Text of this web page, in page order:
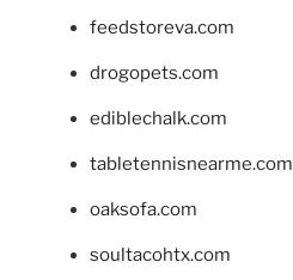
feedstoreva.com
drogopets.com
ediblechalk.com
tabletennisnearme.com
oaksofa.com
soultacohtx.com